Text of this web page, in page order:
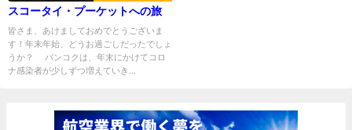
スコータイ・プーケットへの旅
皆さま、あけましておめでとうございま
す！年末年始、どうお過ごしだったでしょ
うか？ バンコクは、年末にかけてコロ
ナ感染者が少しずつ増えていき...